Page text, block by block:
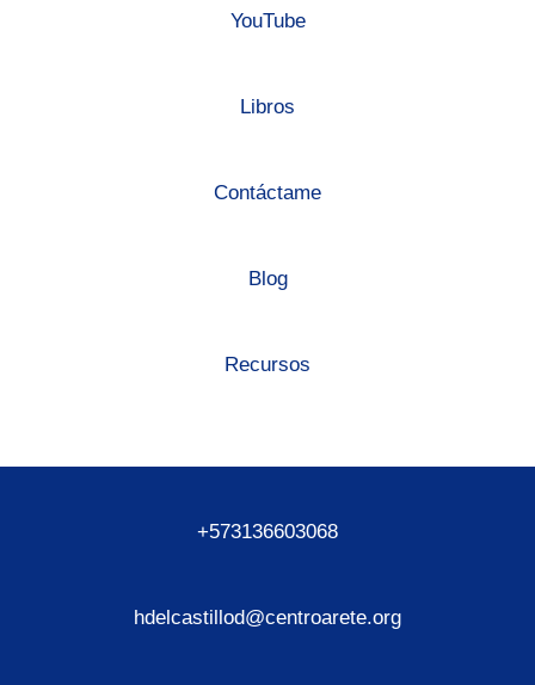
YouTube
Libros
Contáctame
Blog
Recursos
+573136603068
hdelcastillod@centroarete.org